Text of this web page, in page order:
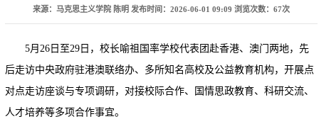
来源：马克思主义学院 陈明 发布时间：2026-06-01 09:09 浏览次数： 67次
5月26日至29日，校长喻祖国率学校代表团赴香港、澳门两地，先
后走访中央政府驻港澳联络办、多所知名高校及公益教育机构，开展点
对点走访座谈与专项调研，对接校际合作、国情思政教育、科研交流、
人才培养等多项合作事宜。